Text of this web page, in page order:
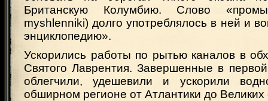
Британскую Колумбию. Слово
myshlenniki) долго употреблялось в ней и
энциклопедию».
Ускорились работы по рытью каналов в
Святого Лаврентия. Завершенные в
облегчили, удешевили и ускорили
обширном регионе от Атлантики до Великих